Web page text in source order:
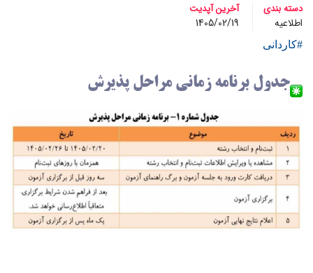
دسته بندی
اطلاعیه
آخرین آپدیت
1405/02/19
#کاردانی
جدول برنامه زمانی مراحل پذیرش